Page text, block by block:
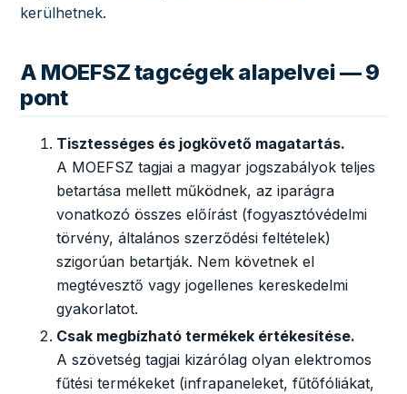
kerülhetnek.
A MOEFSZ tagcégek alapelvei — 9
pont
Tisztességes és jogkövető magatartás.
A MOEFSZ tagjai a magyar jogszabályok teljes
betartása mellett működnek, az iparágra
vonatkozó összes előírást (fogyasztóvédelmi
törvény, általános szerződési feltételek)
szigorúan betartják. Nem követnek el
megtévesztő vagy jogellenes kereskedelmi
gyakorlatot.
Csak megbízható termékek értékesítése.
A szövetség tagjai kizárólag olyan elektromos
fűtési termékeket (infrapaneleket, fűtőfóliákat,